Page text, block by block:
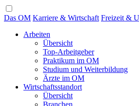
Das OM Karriere & Wirtschaft Freizeit &
Arbeiten
Übersicht
Top-Arbeitgeber
Praktikum im OM
Studium und Weiterbildung
Ärzte im OM
Wirtschaftsstandort
Übersicht
Branchen